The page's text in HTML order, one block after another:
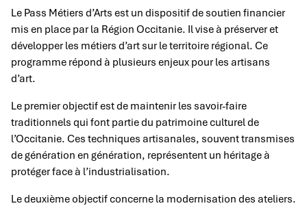
Le Pass Métiers d’Arts est un dispositif de soutien financier
mis en place par la Région Occitanie. Il vise à préserver et
développer les métiers d’art sur le territoire régional. Ce
programme répond à plusieurs enjeux pour les artisans
d’art.
Le premier objectif est de maintenir les savoir-faire
traditionnels qui font partie du patrimoine culturel de
l’Occitanie. Ces techniques artisanales, souvent transmises
de génération en génération, représentent un héritage à
protéger face à l’industrialisation.
Le deuxième objectif concerne la modernisation des ateliers.